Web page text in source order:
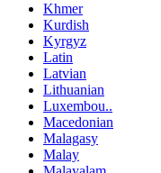
Khmer
Kurdish
Kyrgyz
Latin
Latvian
Lithuanian
Luxembou..
Macedonian
Malagasy
Malay